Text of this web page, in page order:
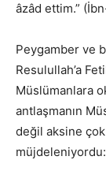
âzâd ettim.”
Peygamber ve
Resulullah’a
Müslümanlara
antlaşmanın
değil aksine
müjdeleniyordu: